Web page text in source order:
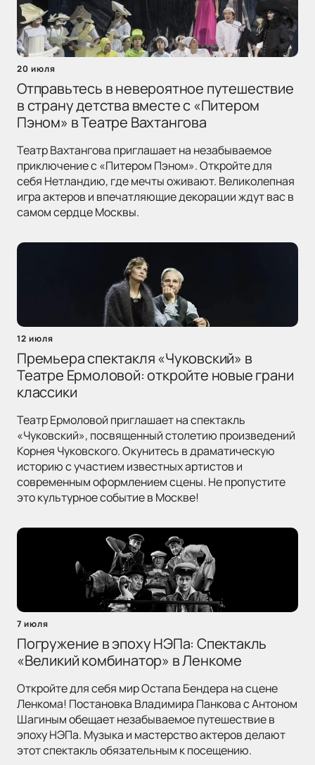
20 июля
Отправьтесь в невероятное путешествие
в страну детства вместе с «Питером
Пэном» в Театре Вахтангова
Театр Вахтангова приглашает на незабываемое
приключение с «Питером Пэном». Откройте для
себя Нетландию, где мечты оживают. Великолепная
игра актеров и впечатляющие декорации ждут вас в
самом сердце Москвы.
12 июля
Премьера спектакля «Чуковский» в
Театре Ермоловой: откройте новые грани
классики
Театр Ермоловой приглашает на спектакль
«Чуковский», посвященный столетию произведений
Корнея Чуковского. Окунитесь в драматическую
историю с участием известных артистов и
современным оформлением сцены. Не пропустите
это культурное событие в Москве!
7 июля
Погружение в эпоху НЭПа: Спектакль
«Великий комбинатор» в Ленкоме
Откройте для себя мир Остапа Бендера на сцене
Ленкома! Постановка Владимира Панкова с Антоном
Шагиным обещает незабываемое путешествие в
эпоху НЭПа. Музыка и мастерство актеров делают
этот спектакль обязательным к посещению.